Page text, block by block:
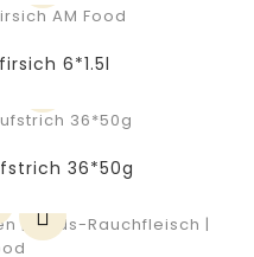
6*1.5l
36*50g